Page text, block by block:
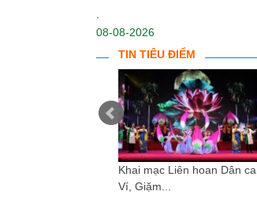
.
08-08-2026
TIN TIÊU ĐIỂM
Khai mạc Liên hoan Dân ca
Ví, Giặm...